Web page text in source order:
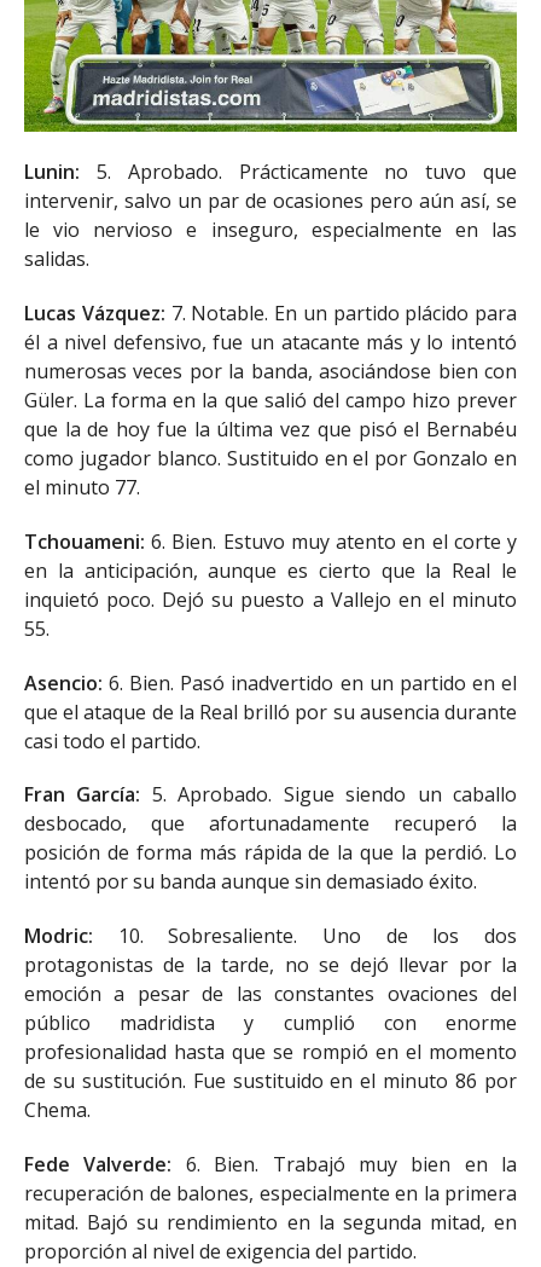
Lunin: 5. Aprobado. Prácticamente no tuvo que
intervenir, salvo un par de ocasiones pero aún así, se
le vio nervioso e inseguro, especialmente en las
salidas.
Lucas Vázquez: 7. Notable. En un partido plácido para
él a nivel defensivo, fue un atacante más y lo intentó
numerosas veces por la banda, asociándose bien con
Güler. La forma en la que salió del campo hizo prever
que la de hoy fue la última vez que pisó el Bernabéu
como jugador blanco. Sustituido en el por Gonzalo en
el minuto 77.
Tchouameni: 6. Bien. Estuvo muy atento en el corte y
en la anticipación, aunque es cierto que la Real le
inquietó poco. Dejó su puesto a Vallejo en el minuto
55.
Asencio: 6. Bien. Pasó inadvertido en un partido en el
que el ataque de la Real brilló por su ausencia durante
casi todo el partido.
Fran García: 5. Aprobado. Sigue siendo un caballo
desbocado, que afortunadamente recuperó la
posición de forma más rápida de la que la perdió. Lo
intentó por su banda aunque sin demasiado éxito.
Modric: 10. Sobresaliente. Uno de los dos
protagonistas de la tarde, no se dejó llevar por la
emoción a pesar de las constantes ovaciones del
público madridista y cumplió con enorme
profesionalidad hasta que se rompió en el momento
de su sustitución. Fue sustituido en el minuto 86 por
Chema.
Fede Valverde: 6. Bien. Trabajó muy bien en la
recuperación de balones, especialmente en la primera
mitad. Bajó su rendimiento en la segunda mitad, en
proporción al nivel de exigencia del partido.